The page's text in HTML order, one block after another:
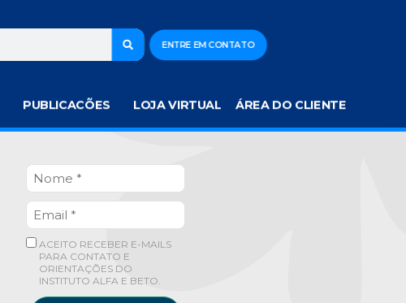
ENTRE EM CONTATO
PUBLICACÕES LOJA VIRTUAL ÁREA DO CLIENTE
ACEITO RECEBER E-MAILS
PARA CONTATO E
ORIENTAÇÕES DO
INSTITUTO ALFA E BETO.